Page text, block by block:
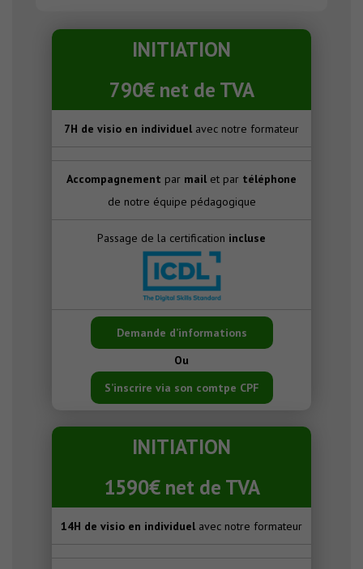
INITIATION
790€ net de TVA
7H de visio en individuel avec notre formateur
Accompagnement par mail et par téléphone
de notre équipe pédagogique
Passage de la certification incluse
Demande d’informations
Ou
S’inscrire via son comtpe CPF
INITIATION
1590€ net de TVA
14H de visio en individuel avec notre formateur